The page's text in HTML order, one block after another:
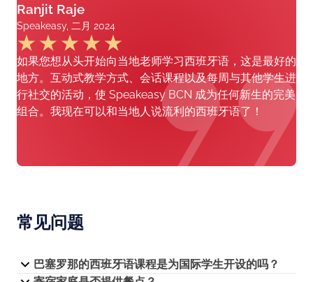
Ranjit Raje
Speakeasy, 二月 2024
如果您想从头开始向当地老师学习西班牙语，这是最好的
地方。互动式教学方式、会话课程以及每周与其他学生进
行社交的活动，使 Speakeasy BCN 成为任何新生的完美
组合。我现在可以和当地人说流利的西班牙语了！
常见问题
巴塞罗那的西班牙语课程是为国际学生开设的吗？